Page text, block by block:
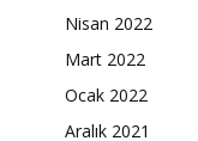
Nisan 2022
Mart 2022
Ocak 2022
Aralık 2021